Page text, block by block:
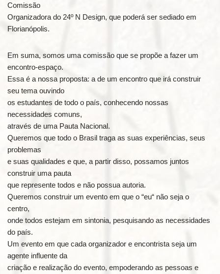
Comissão
Organizadora do 24º N Design, que poderá ser sediado em
Florianópolis.
Em suma, somos uma comissão que se propõe a fazer um
encontro-espaço.
Essa é a nossa proposta: a de um encontro que irá construir
seu tema ouvindo
os estudantes de todo o país, conhecendo nossas
necessidades comuns,
através de uma Pauta Nacional.
Queremos que todo o Brasil traga as suas experiências, seus
problemas
e suas qualidades e que, a partir disso, possamos juntos
construir uma pauta
que represente todos e não possua autoria.
Queremos construir um evento em que o “eu“ não seja o
centro,
onde todos estejam em sintonia, pesquisando as necessidades
do país.
Um evento em que cada organizador e encontrista seja um
agente influente da
criação e realização do evento, empoderando as pessoas e